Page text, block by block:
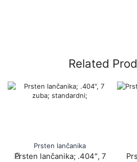
Related
Prsten lančanika
Prsten lančanika; .404″, 7